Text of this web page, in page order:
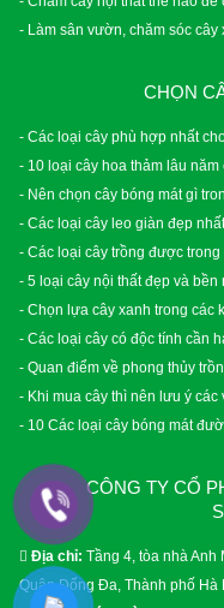
- Làm sân vườn, chăm sóc cây
CHỌN
- Các loại cây phù hợp nhất
- 10 loại cây hoa thảm lâu
- Nên chọn cây bóng mát gì
- Các loại cây leo giàn đẹp
- Các loại cây trồng được
- 5 loại cây nội thất đẹp và
- Chọn lựa cây xanh trong các
- Các loại cây có độc tính cần
- Quan điểm về phong thủy
- Khi mua cây thì nên lưu ý các
- 10 Các loại cây bóng mát
CÔNG TY CỔ
Địa chỉ: Tầng 4, tòa nhà Anh
Quận Đống Đa, Thành phố Hà